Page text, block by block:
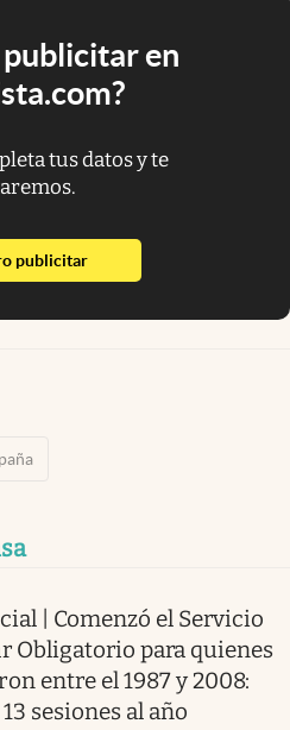
en
tus datos y te
publicitarabre en nueva pestaña
| Comenzó el Servicio
Obligatorio para quienes
entre el 1987 y 2008:
sesiones al año